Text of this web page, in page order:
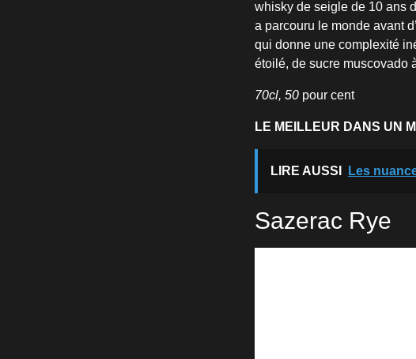
whisky de seigle de 10 ans
a parcouru le monde avant
qui donne une complexité
étoilé, de sucre muscovado
70cl, 50 pour cent
LE MEILLEUR DANS UN
LIRE AUSSI Les
Sazerac Rye